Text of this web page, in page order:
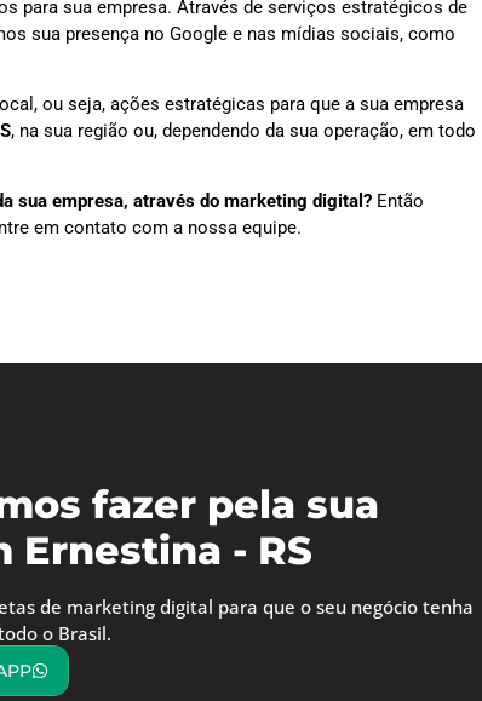
para sua empresa. Através de serviços estratégicos de
sua presença no Google e nas mídias sociais, como
ou seja, ações estratégicas para que a sua empresa
, na sua região ou, dependendo da sua operação, em todo
sua empresa, através do marketing digital? Então
em contato com a nossa equipe.
fazer pela sua
Ernestina - RS
de marketing digital para que o seu negócio tenha
o Brasil.